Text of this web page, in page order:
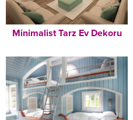
Minimalist Tarz Ev Dekoru